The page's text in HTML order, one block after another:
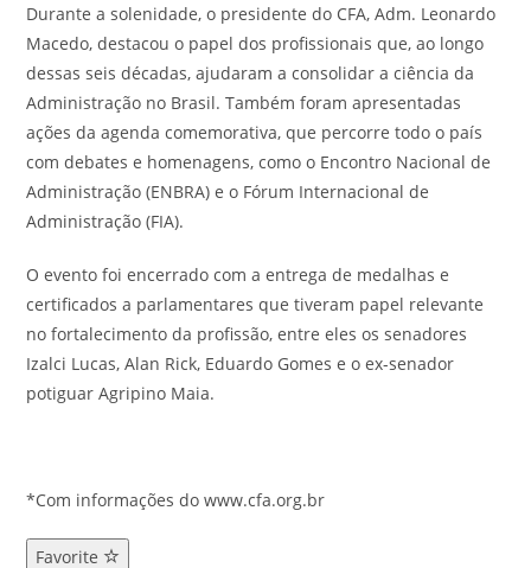
Durante a solenidade, o presidente do CFA, Adm. Leonardo
Macedo, destacou o papel dos profissionais que, ao longo
dessas seis décadas, ajudaram a consolidar a ciência da
Administração no Brasil. Também foram apresentadas
ações da agenda comemorativa, que percorre todo o país
com debates e homenagens, como o Encontro Nacional de
Administração (ENBRA) e o Fórum Internacional de
Administração (FIA).
O evento foi encerrado com a entrega de medalhas e
certificados a parlamentares que tiveram papel relevante
no fortalecimento da profissão, entre eles os senadores
Izalci Lucas, Alan Rick, Eduardo Gomes e o ex-senador
potiguar Agripino Maia.
*Com informações do www.cfa.org.br
Favorite